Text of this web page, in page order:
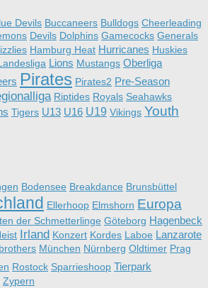
Devils Buccaneers Bulldogs Cheerleading
Devils Dolphins Gamecocks Generals
Hamburg Heat Hurricanes Huskies
Lions Mustangs Oberliga
Pirates Pirates2 Pre-Season
Riptides Royals Seahawks
Tigers U13 U16 U19 Vikings Youth
Bodensee Breakdance Brunsbüttel
Ellerhoop Elmshorn Europa
der Schmetterlinge Göteborg Hagenbeck
Irland Konzert Kordes Laboe Lanzarote
München Nürnberg Oldtimer Prag
Rostock Sparrieshoop Tierpark
Zypern